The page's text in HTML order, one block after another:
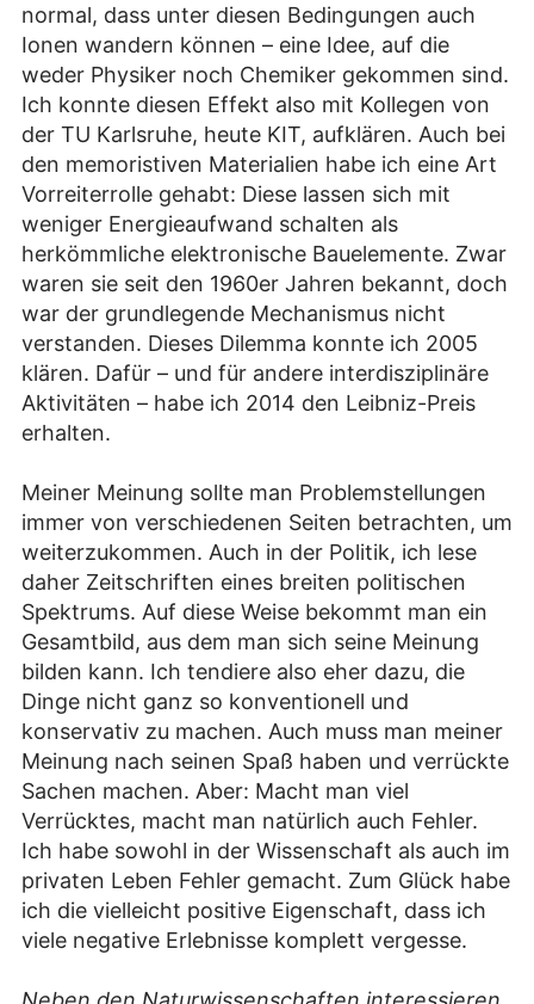
normal, dass unter diesen Bedingungen auch
Ionen wandern können – eine Idee, auf die
weder Physiker noch Chemiker gekommen sind.
Ich konnte diesen Effekt also mit Kollegen von
der TU Karlsruhe, heute KIT, aufklären. Auch bei
den memoristiven Materialien habe ich eine Art
Vorreiterrolle gehabt: Diese lassen sich mit
weniger Energieaufwand schalten als
herkömmliche elektronische Bauelemente. Zwar
waren sie seit den 1960er Jahren bekannt, doch
war der grundlegende Mechanismus nicht
verstanden. Dieses Dilemma konnte ich 2005
klären. Dafür – und für andere interdisziplinäre
Aktivitäten – habe ich 2014 den Leibniz-Preis
erhalten.
Meiner Meinung sollte man Problemstellungen
immer von verschiedenen Seiten betrachten, um
weiterzukommen. Auch in der Politik, ich lese
daher Zeitschriften eines breiten politischen
Spektrums. Auf diese Weise bekommt man ein
Gesamtbild, aus dem man sich seine Meinung
bilden kann. Ich tendiere also eher dazu, die
Dinge nicht ganz so konventionell und
konservativ zu machen. Auch muss man meiner
Meinung nach seinen Spaß haben und verrückte
Sachen machen. Aber: Macht man viel
Verrücktes, macht man natürlich auch Fehler.
Ich habe sowohl in der Wissenschaft als auch im
privaten Leben Fehler gemacht. Zum Glück habe
ich die vielleicht positive Eigenschaft, dass ich
viele negative Erlebnisse komplett vergesse.